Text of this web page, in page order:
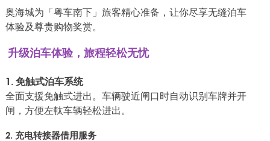
奥海城为「粤车南下」旅客精心准备，让你尽享无缝泊车
体验及尊贵购物奖赏。
升级泊车体验，旅程轻松无忧
1. 免触式泊车系统
全面支援免触式进出。车辆驶近闸口时自动识别车牌并开
闸，方便左軚车辆轻松进出。
2. 充电转接器借用服务